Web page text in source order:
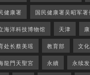
健康署 国民健康署吴昭军署
海洋科技博物馆 天津
处长蔡美瑶 教育部 文化
龍門天聖宮 永續 永续